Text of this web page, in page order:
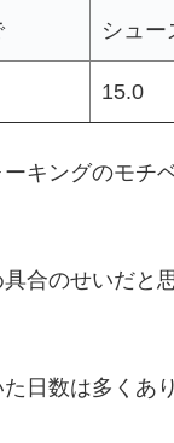
シュー
15.0
キングのモチ
合のせいだと
日数は多くあ